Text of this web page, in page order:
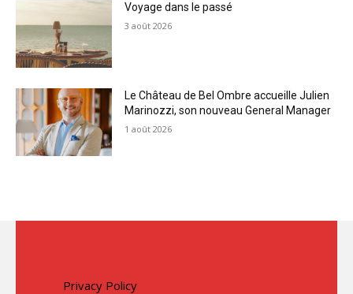
Voyage dans le passé
3 août 2026
Le Château de Bel Ombre accueille Julien
Marinozzi, son nouveau General Manager
1 août 2026
Privacy Policy